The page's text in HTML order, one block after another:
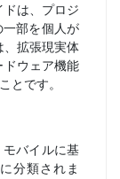
は、プロジ
部を個人が
、拡張現実体
ドウェア機能
とです。
バイルに基
分類されま